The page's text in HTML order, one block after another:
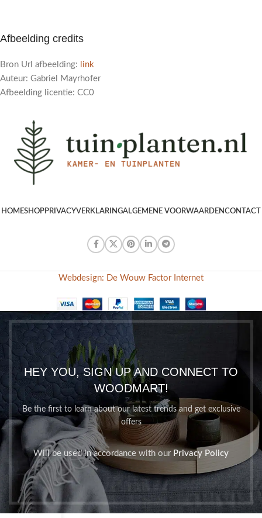
Afbeelding credits
Bron Url afbeelding:
link
Auteur: Gabriel Mayrhofer
Afbeelding licentie: CC0
HOMESHOPPRIVACYVERKLARINGALGEMENE VOORWAARDENCONTACT
Webdesign: De Wouw Factor Internet
HEY YOU, SIGN UP AND CONNECT TO
WOODMART!
Be the first to learn about our latest trends and get exclusive
offers
Will be used in accordance with our Privacy Policy